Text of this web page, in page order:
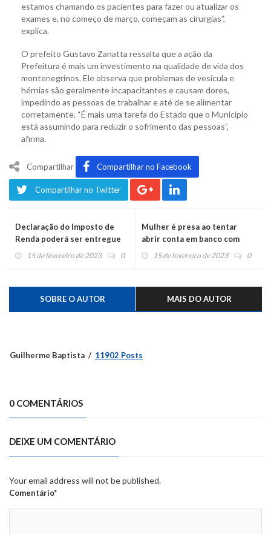
estamos chamando os pacientes para fazer ou atualizar os
exames e, no começo de março, começam as cirurgias”,
explica.
O prefeito Gustavo Zanatta ressalta que a ação da
Prefeitura é mais um investimento na qualidade de vida dos
montenegrinos. Ele observa que problemas de vesícula e
hérnias são geralmente incapacitantes e causam dores,
impedindo as pessoas de trabalhar e até de se alimentar
corretamente. “É mais uma tarefa do Estado que o Município
está assumindo para reduzir o sofrimento das pessoas”,
afirma.
Compartilhar Compartilhar no Facebook
Compartilhar no Twitter
Declaração do Imposto de
Renda poderá ser entregue
até o final de maio
15 de fevereiro de 2023 0
Mulher é presa ao tentar
abrir conta em banco com
documentos falsos
15 de fevereiro de 2023 0
SOBRE O AUTOR MAIS DO AUTOR
Guilherme Baptista 11902 Posts
0 COMENTÁRIOS
DEIXE UM COMENTÁRIO
Your email address will not be published.
Comentário*